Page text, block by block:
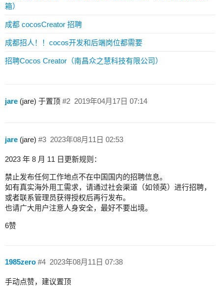
箱）
成都 cocosCreator 招聘
成都招人！！cocos开发和后端岗位都需要
招聘Cocos Creator（南昌众之慧科技有限公司）
jare (jare) 于置顶 2019年04月17日 07:14
#2
jare (jare) 2023年08月11日 02:53
#3
2023 年 8 月 11 日更新规则：
禁止发布任何工作地点不在中国国内的招聘信息。
如有真实海外用工需求，请通过社会渠道（如领英）进行招聘，
或者联系管理员获得授权后再行发布。
也请广大用户注意人身安全，最好不要出境。
6赞
1985zero 2023年08月11日 07:38
#4
手动点赞，建议置顶